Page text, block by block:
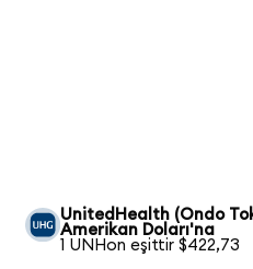
UnitedHealth (Ondo
Amerikan Doları'na
1 UNHon eşittir $422,73